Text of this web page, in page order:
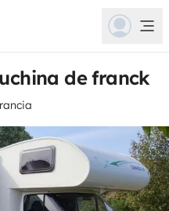
de franck